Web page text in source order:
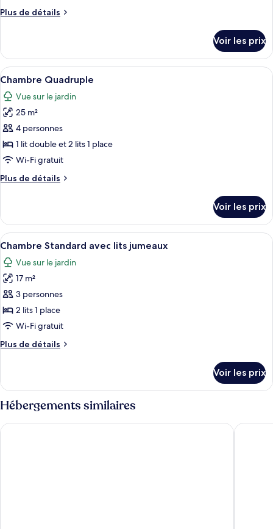
chambre :
Plus de détails
Plus
le
type
de
chambre
Chambre
Triple
Voir les prix
Afficher
toutes
les
photos
pour
ce
type
chambre :
Une chambre d’hôtel avec deux lits
2
Chambre Quadruple
Vue sur le jardin
25 m²
4 personnes
1 lit double et 2 lits 1 place
Wi-Fi gratuit
Plus de détails
Plus
le
type
de
chambre
Chambre
Quadruple
Voir les prix
Afficher
toutes
les
photos
pour
ce
type
chambre :
avec
lits
jumeaux
Une chambre d’hôtel avec deux lits
1
Chambre Standard avec lits jumeaux
Vue sur le jardin
17 m²
3 personnes
2 lits 1 place
Wi-Fi gratuit
Plus de détails
Plus
le
type
de
chambre
Chambre
Voir les prix
Hébergements similaires
Hôtel L'Escale Coté Port Hôtel La